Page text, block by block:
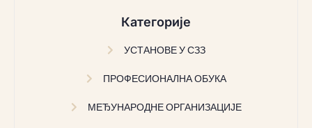
Категорије
УСТАНОВЕ У СЗЗ
ПРОФЕСИОНАЛНА ОБУКА
МЕЂУНАРОДНЕ ОРГАНИЗАЦИЈЕ